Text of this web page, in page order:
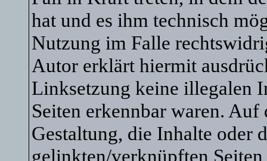
hat und es ihm technisch
Nutzung im Falle
Autor erklärt hiermit
Linksetzung keine illegalen
Seiten erkennbar waren.
Gestaltung, die Inhalte oder
gelinkten/verknüpften